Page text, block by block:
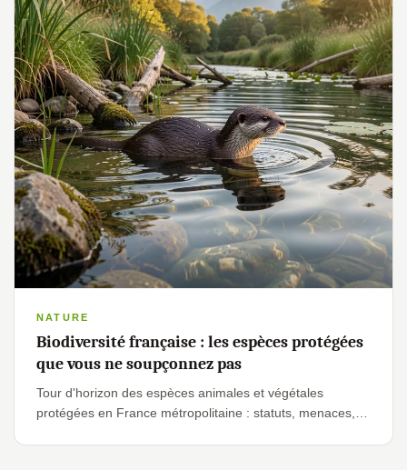
NATURE
Biodiversité française : les espèces protégées
que vous ne soupçonnez pas
Tour d'horizon des espèces animales et végétales
protégées en France métropolitaine : statuts, menaces,